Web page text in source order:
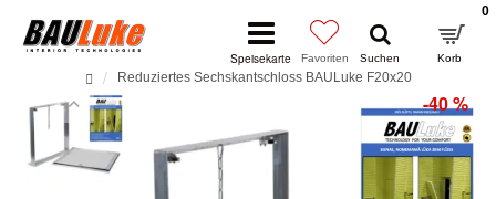
0
Reduziertes Sechskantschloss BAULuke F20x20
-40 %